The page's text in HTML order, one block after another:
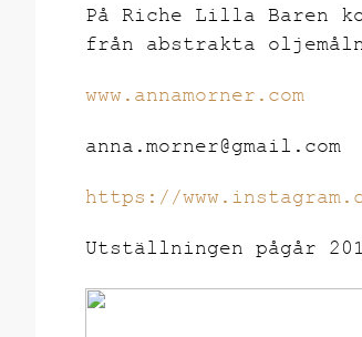
På Riche Lilla Baren
från abstrakta
www.annamorner.com
anna.morner@gmail.com
https://
Utställningen pågår